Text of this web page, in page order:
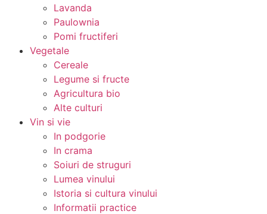
Lavanda
Paulownia
Pomi fructiferi
Vegetale
Cereale
Legume si fructe
Agricultura bio
Alte culturi
Vin si vie
In podgorie
In crama
Soiuri de struguri
Lumea vinului
Istoria si cultura vinului
Informatii practice